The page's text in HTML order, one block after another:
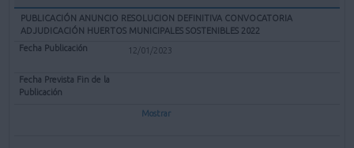
PUBLICACIÓN ANUNCIO RESOLUCION DEFINITIVA CONVOCATORIA
ADJUDICACIÓN HUERTOS MUNICIPALES SOSTENIBLES 2022
12/01/2023
Mostrar